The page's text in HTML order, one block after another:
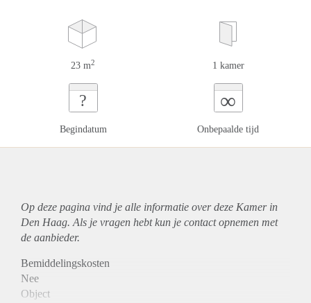
23 m2 1 kamer
?
Begindatum
∞
Onbepaalde tijd
Op deze pagina vind je alle informatie over deze Kamer in
Den Haag. Als je vragen hebt kun je contact opnemen met
de aanbieder.
Bemiddelingskosten
Nee
Object